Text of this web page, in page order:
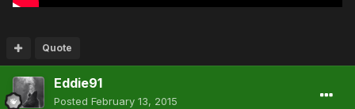
Quote
Eddie91
Posted February 13, 2015